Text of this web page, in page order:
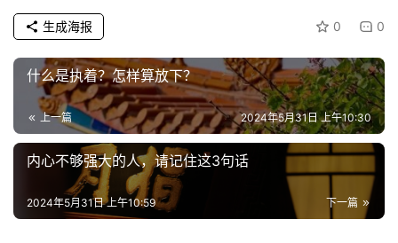
0 0
生成海报
什么是执着？怎样算放下？
上一篇 2024年5月31日 上午10:30
内心不够强大的人，请记住这3句话
下一篇
2024年5月31日 上午10:59